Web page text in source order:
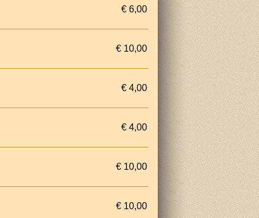
€ 6,00
€ 10,00
€ 4,00
€ 4,00
€ 10,00
€ 10,00